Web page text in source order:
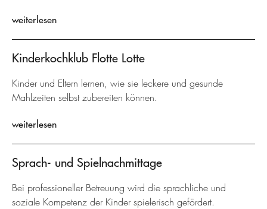
weiterlesen
Kinderkochklub Flotte Lotte
Kinder und Eltern lernen, wie sie leckere und gesunde
Mahlzeiten selbst zubereiten können.
weiterlesen
Sprach- und Spielnachmittage
Bei professioneller Betreuung wird die sprachliche und
soziale Kompetenz der Kinder spielerisch gefördert.